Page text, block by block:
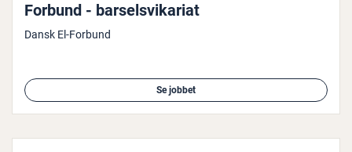
Forbund - bar­selsvi­ka­ri­at
Dansk El-Forbund
Se jobbet